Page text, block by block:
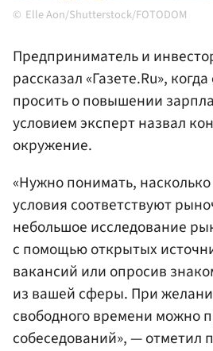
Elle Aon/Shutterstock/FOTODOM
Предприниматель и
рассказал «Газете.Ru»,
просить о повышении
условием эксперт назвал
окружение.
«Нужно понимать,
условия соответствуют
небольшое исследование
с помощью открытых
вакансий или опросив
из вашей сферы. При
свободного времени можно
собеседований», — отметил